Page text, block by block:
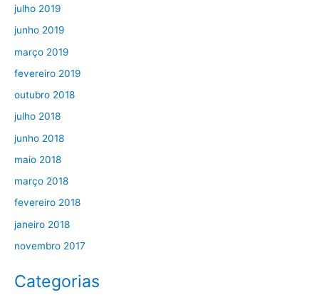
julho 2019
junho 2019
março 2019
fevereiro 2019
outubro 2018
julho 2018
junho 2018
maio 2018
março 2018
fevereiro 2018
janeiro 2018
novembro 2017
Categorias